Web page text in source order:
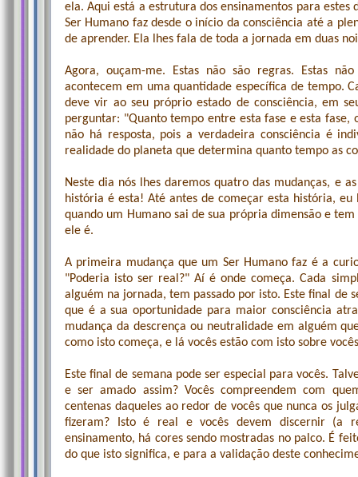
ela. Aqui está a estrutura dos ensinamentos para estes
Ser Humano faz desde o início da consciência até a
de aprender. Ela lhes fala de toda a jornada em duas
Agora, ouçam-me. Estas não são regras. Estas
acontecem em uma quantidade específica de tempo.
deve vir ao seu próprio estado de consciência, em
perguntar: "Quanto tempo entre esta fase e esta fase,
não há resposta, pois a verdadeira consciência é
realidade do planeta que determina quanto tempo as
Neste dia nós lhes daremos quatro das mudanças, e
história é esta! Até antes de começar esta história,
quando um Humano sai de sua própria dimensão e
ele é.
A primeira mudança que um Ser Humano faz é a
"Poderia isto ser real?" Aí é onde começa. Cada
alguém na jornada, tem passado por isto. Este final de
que é a sua oportunidade para maior consciência
mudança da descrença ou neutralidade em alguém
como isto começa, e lá vocês estão com isto sobre
Este final de semana pode ser especial para vocês.
e ser amado assim? Vocês compreendem com
centenas daqueles ao redor de vocês que nunca os
fizeram? Isto é real e vocês devem discernir (a
ensinamento, há cores sendo mostradas no palco. É
do que isto significa, e para a validação deste